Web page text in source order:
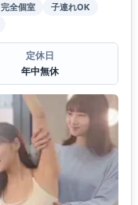
完全個室
子連れOK
定休日
年中無休